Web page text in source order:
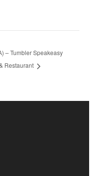
– Tumbler Speakeasy
Restaurant